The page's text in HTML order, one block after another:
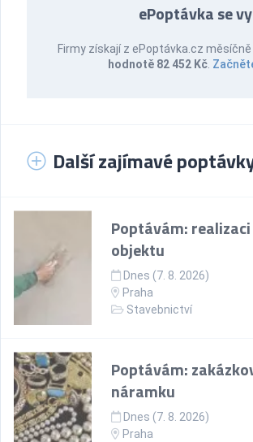
ePoptávka se
Firmy získají z ePoptávka.cz měsíčně
hodnotě 82 452 Kč
Další zajímavé
Poptávám:
objektu
Dnes (7. 8. 2026)
Praha
Stavebnictví
Poptávám:
náramku
Dnes (7. 8. 2026)
Praha